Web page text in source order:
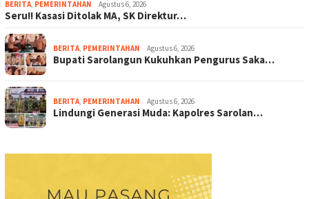
BERITA, PEMERINTAHAN Agustus 6, 2026
Seru!! Kasasi Ditolak MA, SK Direktur…
BERITA, PEMERINTAHAN Agustus 6, 2026
Bupati Sarolangun Kukuhkan Pengurus Saka…
BERITA, PEMERINTAHAN Agustus 6, 2026
Lindungi Generasi Muda: Kapolres Sarolan…